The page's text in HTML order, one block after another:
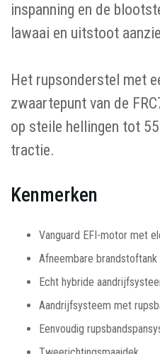
inspanning en de
lawaai en uitstoot
Het rupsonderstel met
zwaartepunt van de
op steile hellingen tot
tractie.
Kenmerken
Vanguard EFI-motor met
Afneembare brandstoftank
Echt hybride
Aandrijfsysteem met
Eenvoudig